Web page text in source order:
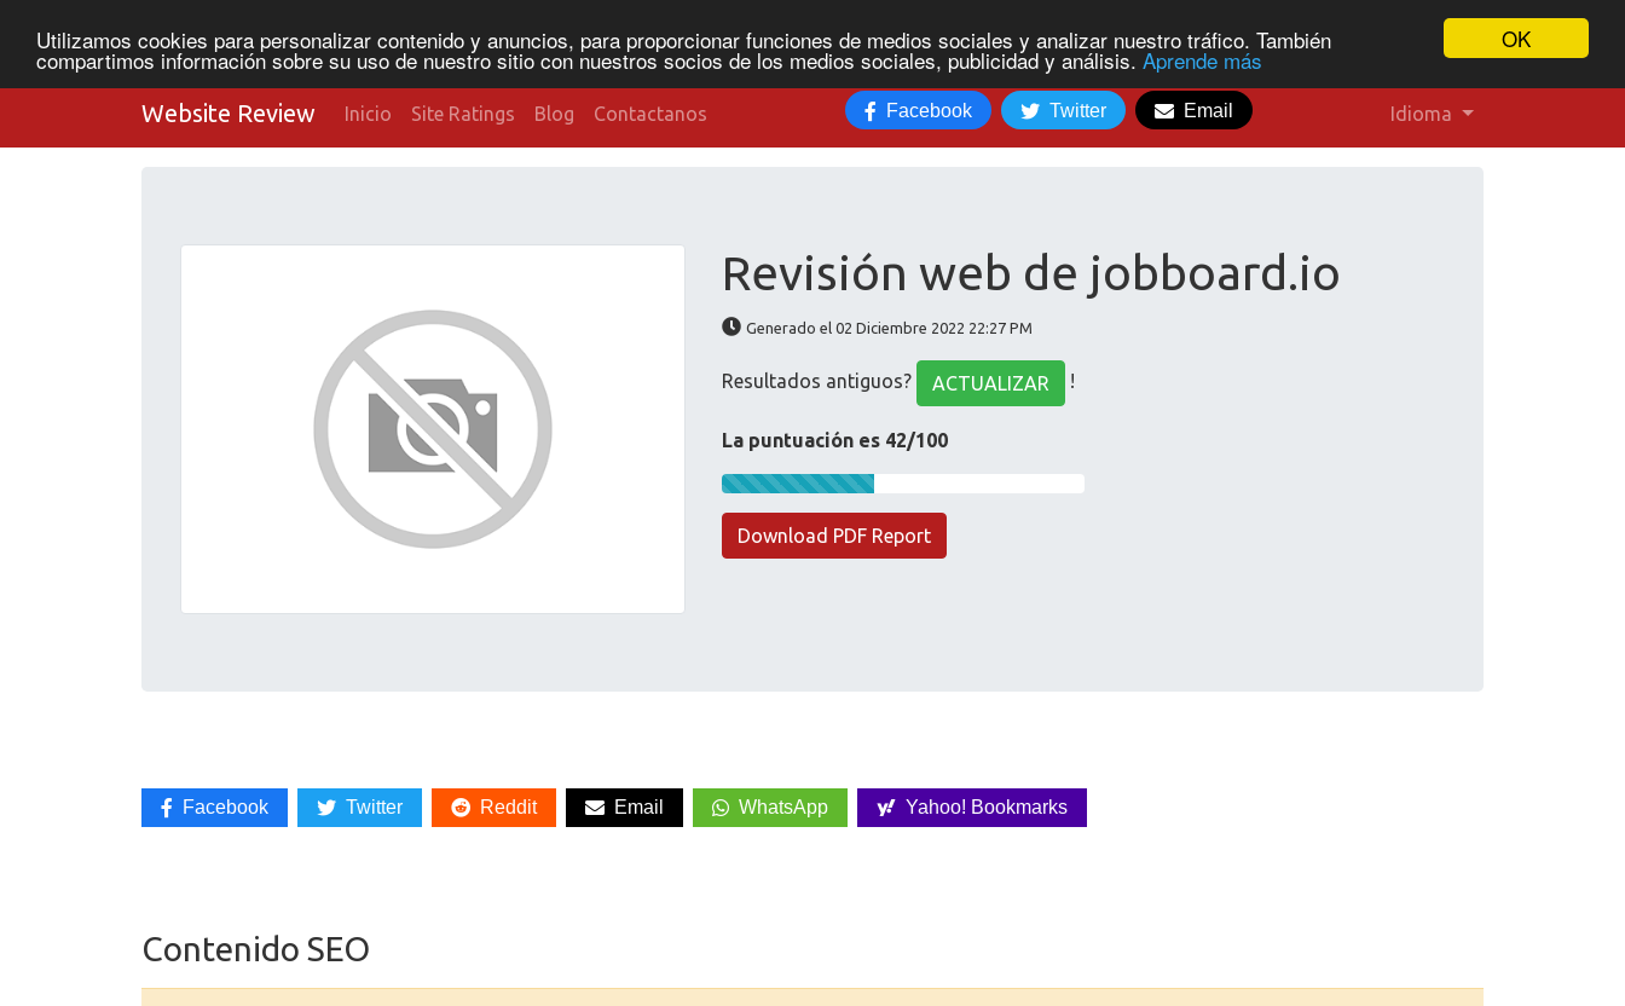
OK
Utilizamos cookies para personalizar contenido y anuncios, para proporcionar funciones de medios sociales y analizar nuestro tráfico. También
compartimos información sobre su uso de nuestro sitio con nuestros socios de los medios sociales, publicidad y análisis. Aprende más
Website Review Inicio Site Ratings Blog Contactanos Facebook Twitter Email Idioma
Revisión web de jobboard.io
Generado el 02 Diciembre 2022 22:27 PM
Resultados antiguos? ACTUALIZAR !
La puntuación es 42/100
Download PDF Report
Facebook Twitter Reddit Email WhatsApp Yahoo! Bookmarks
Contenido SEO